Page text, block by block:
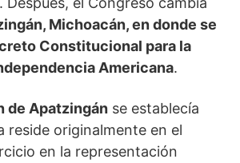
Michoacán, en donde se
Constitucional para la
Americana.
de Apatzingán se establecía
reside originalmente en el
en la representación